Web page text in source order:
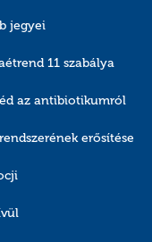
jegyei
11 szabálya
az antibiotikumról
erősítése